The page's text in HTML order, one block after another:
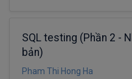
SQL testing (Phần 2 -
bản)
Pham Thi Hong Ha